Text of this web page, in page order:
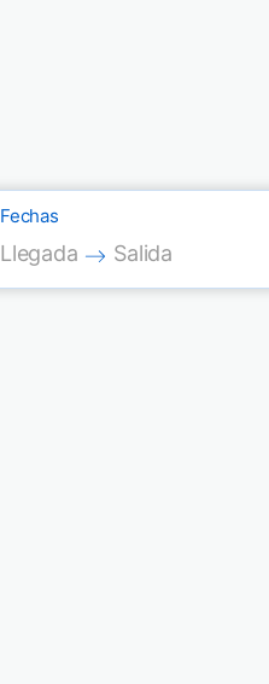
Fechas
Press the down arrow
Llegada
Press the
Salida